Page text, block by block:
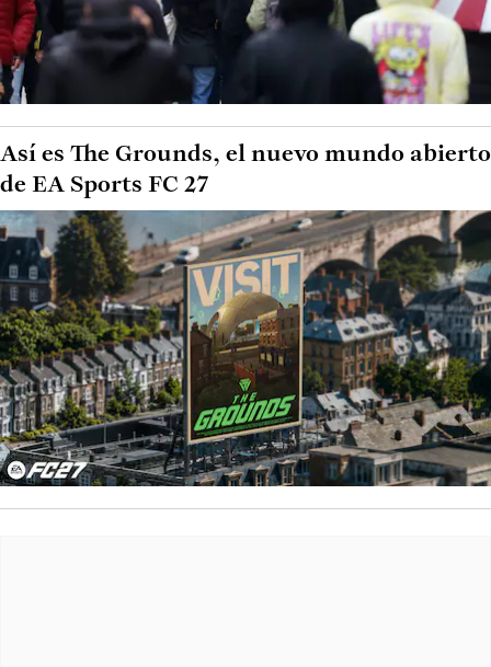
Así es The Grounds, el nuevo mundo abierto
de EA Sports FC 27